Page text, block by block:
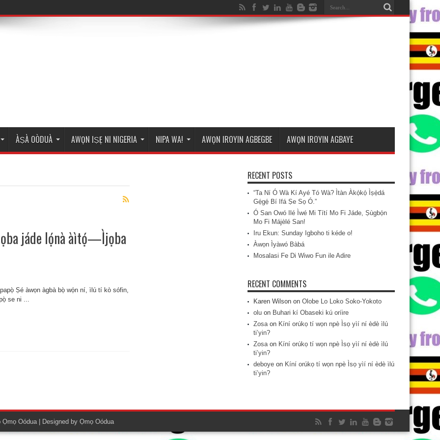
ÀṢÀ OÒDUÀ AWỌN IṢẸ NI NIGERIA NIPA WA! AWỌN IROYIN AGBEGBE AWỌN IROYIN AGBAYE
jáde lọ́nà àìtọ́—Ìjọba
Ṣé àwọn àgbà bọ̀ wọ́n ní, ìlú tí kò sófin,
se ni ...
RECENT POSTS
“Ta Ní Ó Wà Kí Ayé Tó Wà? Ìtàn Àkọ́kọ́ Ìṣẹ̀dá
Gẹ́gẹ́ Bí Ifá Ṣe Sọ Ó.”
Ó San Owó Ilé Ìwé Mi Títí Mo Fi Jáde, Ṣùgbọ́n
Mo Fi Májèlé San!
Iru Ekun: Sunday Igboho ti kéde o!
Àwọn Ìyàwó Bàbá
Mosalasi Fe Di Wiwo Fun ile Adire
RECENT COMMENTS
Karen Wilson on Olobe Lo Loko Soko-Yokoto
olu on Buhari kí Obaseki kú oríire
Zosaon Kíní orúkọ tí wọn npè Ìsọ yìí ní èdè ìlú
ti’yin?
Zosaon Kíní orúkọ tí wọn npè Ìsọ yìí ní èdè ìlú
ti’yin?
deboye on Kíní orúkọ tí wọn npè Ìsọ yìí ní èdè ìlú
ti’yin?
Ọmọ Oódua | Designed by Ọmọ Oódua